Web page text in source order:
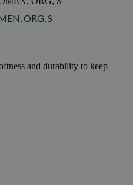
ORG, S
and durability to keep